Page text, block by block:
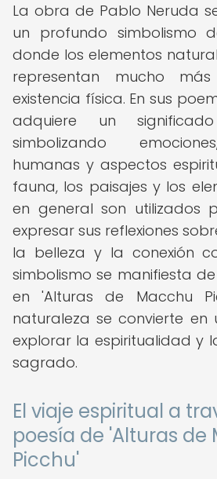
La obra de Pablo Neruda
un profundo simbolismo
donde los elementos
representan mucho
existencia física. En sus
adquiere un
simbolizando
humanas y aspectos
fauna, los paisajes y los
en general son utilizados
expresar sus reflexiones
la belleza y la conexión
simbolismo se manifiesta
en 'Alturas de Macchu
naturaleza se convierte en
explorar la espiritualidad y
sagrado.
El viaje espiritual a
poesía de 'Alturas de
Picchu'